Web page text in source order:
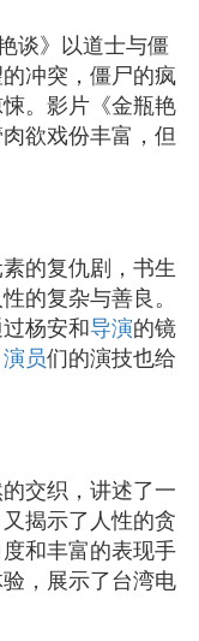
谈》以道士与僵
冲突，僵尸的疯
。影片《金瓶艳
欲戏份丰富，但
的复仇剧，书生
的复杂与善良。
杨安和导演的镜
演员们的演技也给
交织，讲述了一
揭示了人性的贪
和丰富的表现手
，展示了台湾电